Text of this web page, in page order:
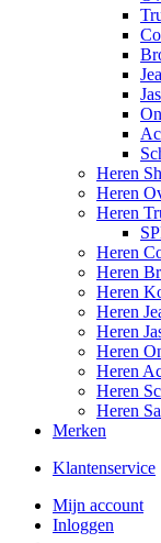
Heren
Heren
Heren
Heren
Heren
Heren
Heren
Heren
Heren
Heren
Heren
Heren
Merken
Klantenservice
Mijn account
Inloggen